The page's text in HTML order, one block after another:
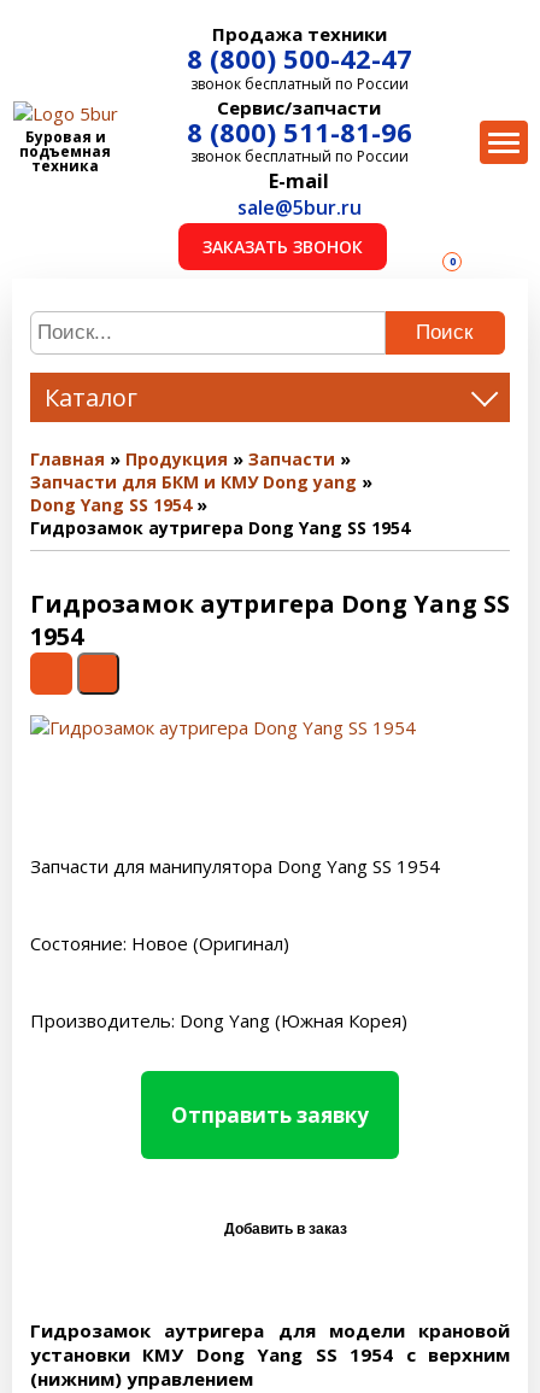
Буровая и
подъемная
техника
Продажа техники
8 (800) 500-42-47
звонок бесплатный по России
Сервис/запчасти
8 (800) 511-81-96
звонок бесплатный по России
E-mail
sale@5bur.ru
ЗАКАЗАТЬ ЗВОНОК
0
Поиск
Каталог
Главная Продукция
Запчасти
Запчасти для БКМ и КМУ Dong yang
Dong Yang SS 1954
Гидрозамок аутригера Dong Yang SS 1954
Гидрозамок аутригера Dong Yang SS
1954
Запчасти для манипулятора Dong Yang SS 1954
Состояние: Новое (Оригинал)
Производитель: Dong Yang (Южная Корея)
Отправить заявку
Гидрозамок аутригера для модели крановой
установки КМУ Dong Yang SS 1954 с верхним
(нижним) управлением